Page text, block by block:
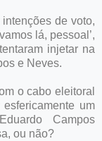
de voto,
lá, pessoal’,
injetar na
e Neves.
o cabo eleitoral
um
Campos
ou não?